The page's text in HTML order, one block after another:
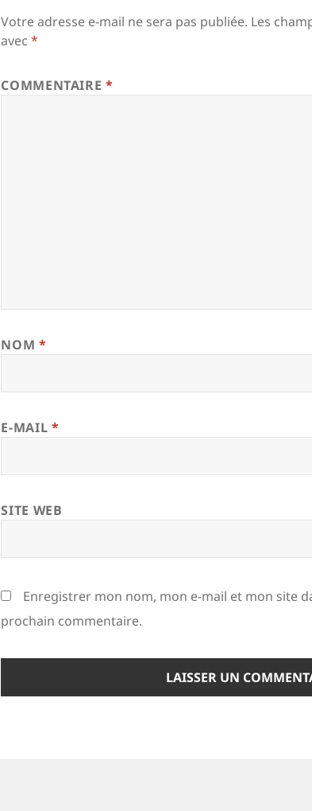
Votre adresse e-mail ne sera pas publiée. Les
avec*
COMMENTAIRE*
NOM *
E-MAIL *
SITE WEB
Enregistrer mon nom, mon e-mail et mon site
prochain commentaire.